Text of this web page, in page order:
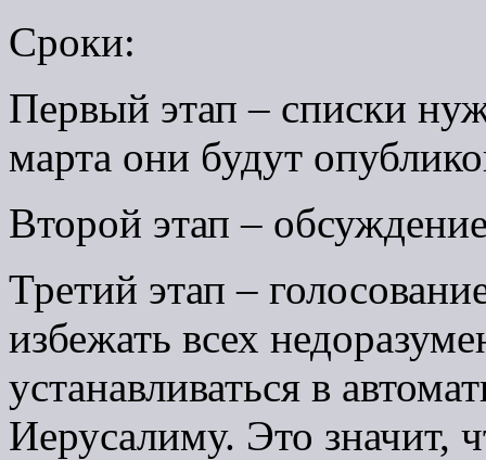
Сроки:
Первый этап – списки
марта они будут
Второй этап –
Третий этап –
избежать всех
устанавливаться в
Иерусалиму. Это значит,